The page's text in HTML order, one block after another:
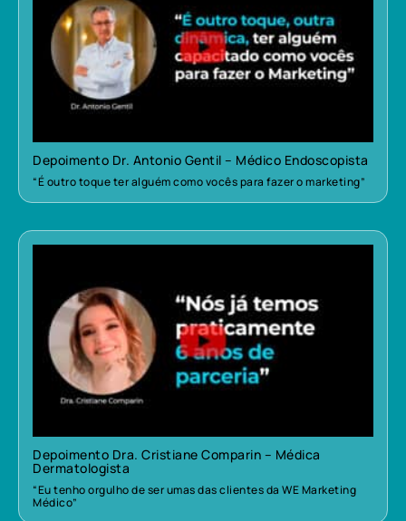
Depoimento Dr. Antonio Gentil – Médico Endoscopista
“É outro toque ter alguém como vocês para fazer o marketing”
Depoimento Dra. Cristiane Comparin – Médica
Dermatologista
“Eu tenho orgulho de ser umas das clientes da WE Marketing
Médico”